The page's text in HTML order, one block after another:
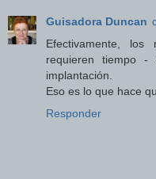
Guisadora Duncan
Efectivamente, los
requieren tiempo
implantación.
Eso es lo que hace
Responder